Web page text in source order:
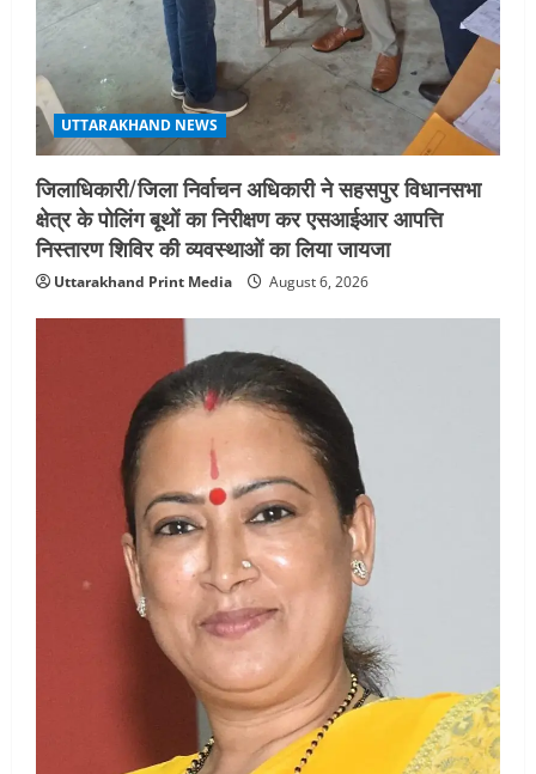
August 4, 2026
UTTARAKHAND NEWS
जिलाधिकारी/जिला निर्वाचन अधिकारी ने सहसपुर विधानसभा
क्षेत्र के पोलिंग बूथों का निरीक्षण कर एसआईआर आपत्ति
निस्तारण शिविर की व्यवस्थाओं का लिया जायजा
Uttarakhand Print Media August 6, 2026